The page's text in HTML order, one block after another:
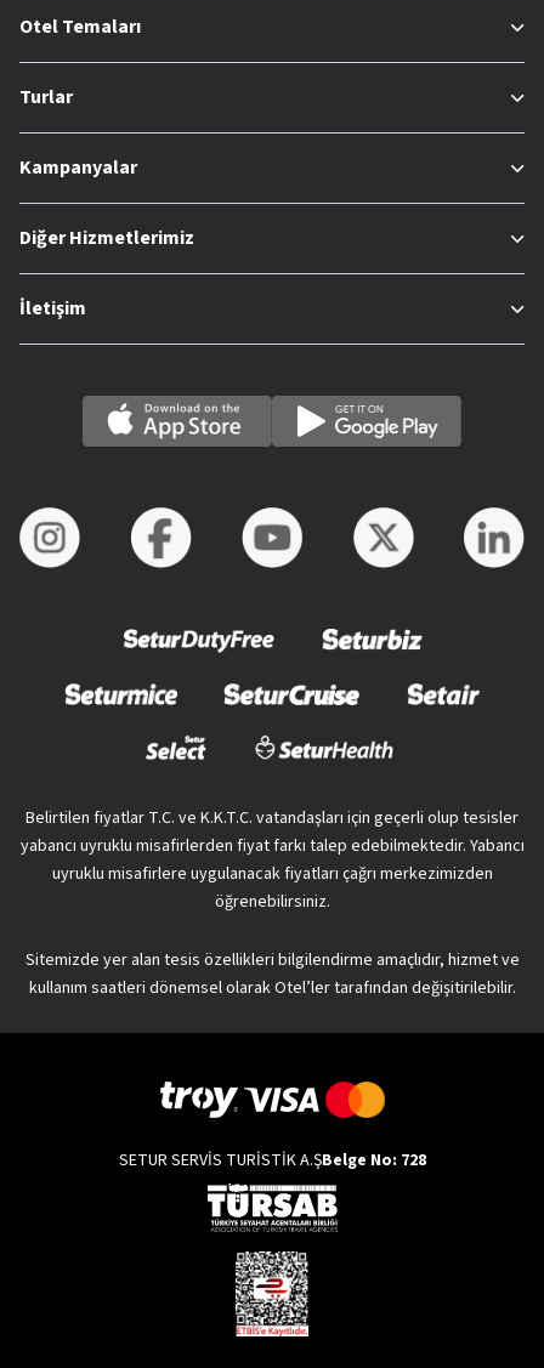
Otel Temaları
Turlar
Kampanyalar
Diğer Hizmetlerimiz
İletişim
Belirtilen fiyatlar T.C. ve K.K.T.C. vatandaşları için geçerli olup tesisler
yabancı uyruklu misafirlerden fiyat farkı talep edebilmektedir. Yabancı
uyruklu misafirlere uygulanacak fiyatları çağrı merkezimizden
öğrenebilirsiniz.
Sitemizde yer alan tesis özellikleri bilgilendirme amaçlıdır, hizmet ve
kullanım saatleri dönemsel olarak Otel’ler tarafından değişitirilebilir.
SETUR SERVİS TURİSTİK A.ŞBelge No: 728